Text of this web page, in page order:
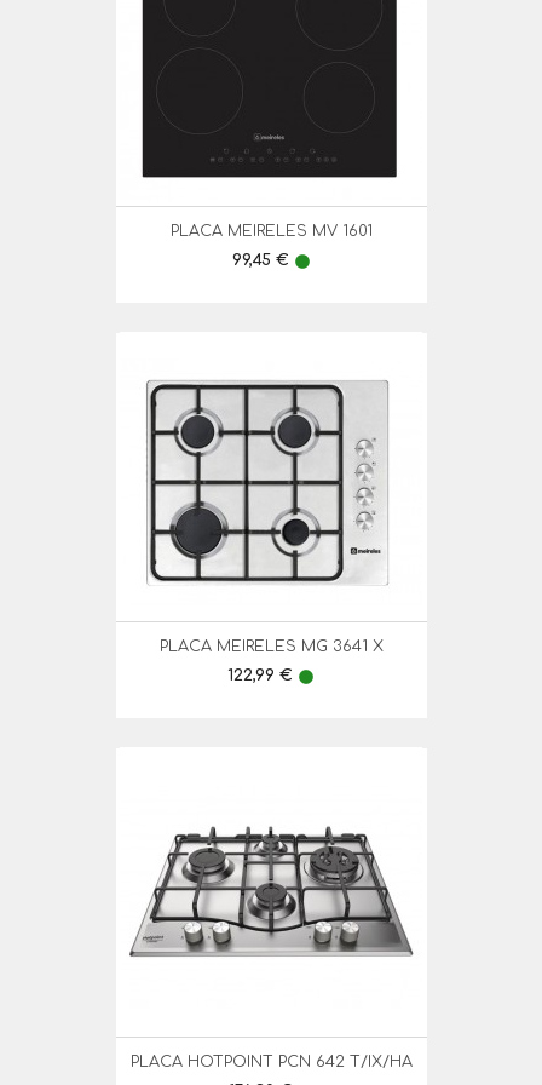
PLACA MEIRELES MV 1601
Preço
99,45 € lens
PLACA MEIRELES MG 3641 X
Preço
122,99 € lens
PLACA HOTPOINT PCN 642 T/IX/HA